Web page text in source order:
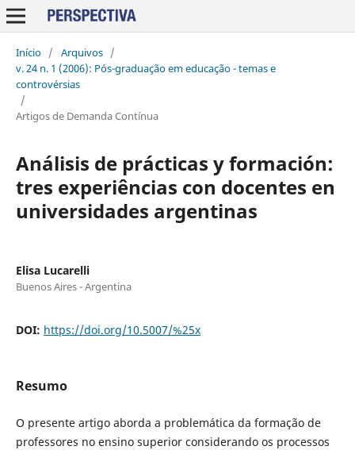
Início / Arquivos /
v. 24 n. 1 (2006): Pós-graduação em educação - temas e
controvérsias
/
Artigos de Demanda Contínua
Análisis de prácticas y formación:
tres experiências con docentes en
universidades argentinas
Elisa Lucarelli
Buenos Aires - Argentina
DOI: https://doi.org/10.5007/%25x
Resumo
O presente artigo aborda a problemática da formação de
professores no ensino superior considerando os processos